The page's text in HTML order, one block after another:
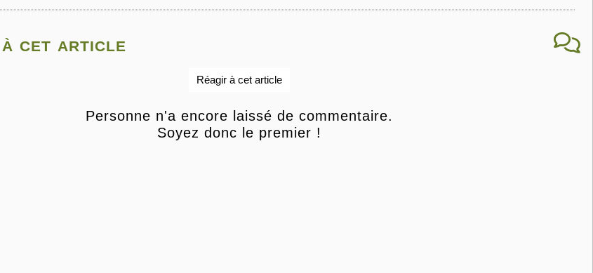
à cet article
Réagir à cet article
Personne n'a encore laissé de commentaire.
Soyez donc le premier !